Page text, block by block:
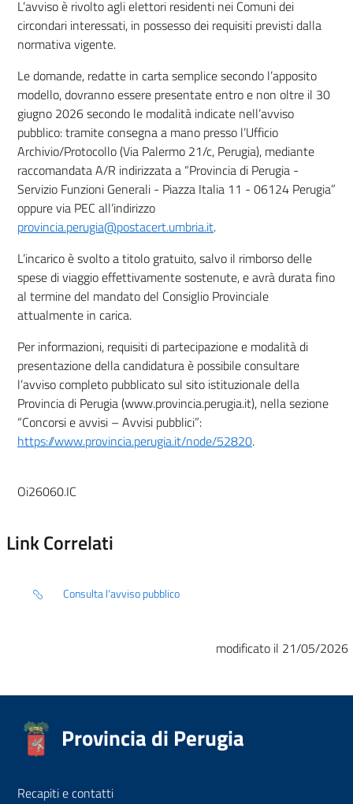
L’avviso è rivolto agli elettori residenti nei Comuni dei
circondari interessati, in possesso dei requisiti previsti dalla
normativa vigente.
Le domande, redatte in carta semplice secondo l’apposito
modello, dovranno essere presentate entro e non oltre il 30
giugno 2026 secondo le modalità indicate nell’avviso
pubblico: tramite consegna a mano presso l’Ufficio
Archivio/Protocollo (Via Palermo 21/c, Perugia), mediante
raccomandata A/R indirizzata a “Provincia di Perugia -
Servizio Funzioni Generali - Piazza Italia 11 - 06124 Perugia”
oppure via PEC all’indirizzo
provincia.perugia@postacert.umbria.it.
L’incarico è svolto a titolo gratuito, salvo il rimborso delle
spese di viaggio effettivamente sostenute, e avrà durata fino
al termine del mandato del Consiglio Provinciale
attualmente in carica.
Per informazioni, requisiti di partecipazione e modalità di
presentazione della candidatura è possibile consultare
l’avviso completo pubblicato sul sito istituzionale della
Provincia di Perugia (www.provincia.perugia.it), nella sezione
“Concorsi e avvisi – Avvisi pubblici”:
https://www.provincia.perugia.it/node/52820.
Oi26060.IC
Link Correlati
Consulta l'avviso pubblico
modificato il 21/05/2026
Provincia di Perugia
Recapiti e contatti